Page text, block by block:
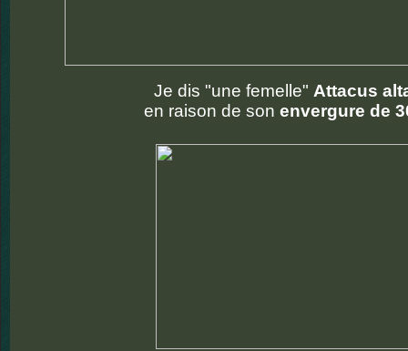
Je dis "une femelle" Attacus
en raison de son envergure de